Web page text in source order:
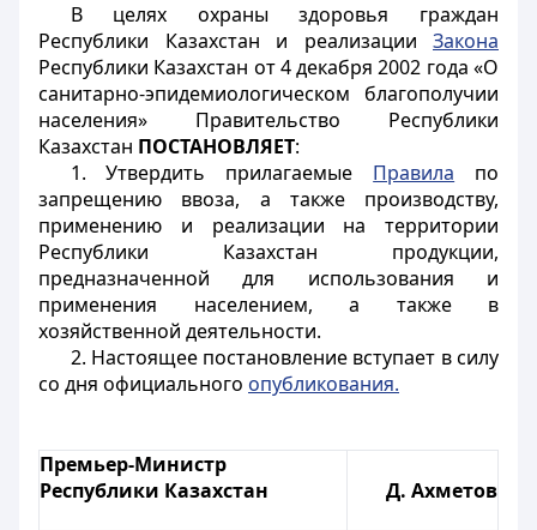
В целях охраны здоровья граждан
Республики Казахстан и реализации Закона
Республики Казахстан от 4 декабря 2002 года «О
санитарно-эпидемиологическом благополучии
населения» Правительство Республики
Казахстан ПОСТАНОВЛЯЕТ:
1. Утвердить прилагаемые Правила по
запрещению ввоза, а также производству,
применению и реализации на территории
Республики Казахстан продукции,
предназначенной для использования и
применения населением, а также в
хозяйственной деятельности.
2. Настоящее постановление вступает в силу
со дня официального опубликования.
Премьер-Министр
Республики Казахстан
Д. Ахметов